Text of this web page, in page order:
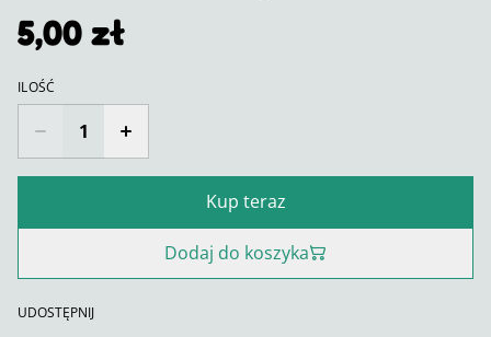
5,00 zł
ILOŚĆ
Kup teraz
Dodaj do koszyka
UDOSTĘPNIJ